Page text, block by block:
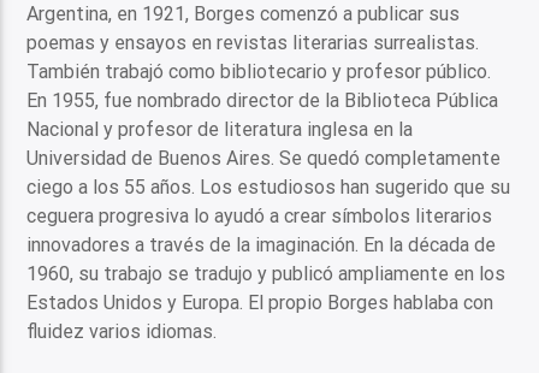
Argentina, en 1921, Borges comenzó a publicar sus
poemas y ensayos en revistas literarias surrealistas.
También trabajó como bibliotecario y profesor público.
En 1955, fue nombrado director de la Biblioteca Pública
Nacional y profesor de literatura inglesa en la
Universidad de Buenos Aires. Se quedó completamente
ciego a los 55 años. Los estudiosos han sugerido que su
ceguera progresiva lo ayudó a crear símbolos literarios
innovadores a través de la imaginación. En la década de
1960, su trabajo se tradujo y publicó ampliamente en los
Estados Unidos y Europa. El propio Borges hablaba con
fluidez varios idiomas.